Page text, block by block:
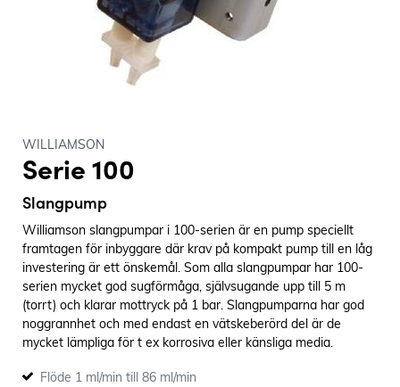
WILLIAMSON
Serie 100
Slangpump
Williamson slangpumpar i 100-serien är en pump speciellt
framtagen för inbyggare där krav på kompakt pump till en låg
investering är ett önskemål. Som alla slangpumpar har 100-
serien mycket god sugförmåga, självsugande upp till 5 m
(torrt) och klarar mottryck på 1 bar. Slangpumparna har god
noggrannhet och med endast en vätskeberörd del är de
mycket lämpliga för t ex korrosiva eller känsliga media.
Flöde 1 ml/min till 86 ml/min